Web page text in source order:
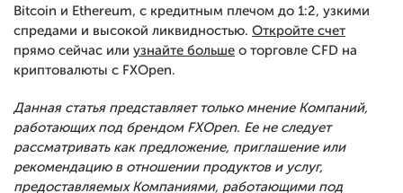
Bitcoin и Ethereum, с кредитным плечом до 1:2, узкими
спредами и высокой ликвидностью. Откройте счет
прямо сейчас или узнайте больше о торговле CFD на
криптовалюты с FXOpen.
Данная статья представляет только мнение Компаний,
работающих под брендом FXOpen. Ее не следует
рассматривать как предложение, приглашение или
рекомендацию в отношении продуктов и услуг,
предоставляемых Компаниями, работающими под